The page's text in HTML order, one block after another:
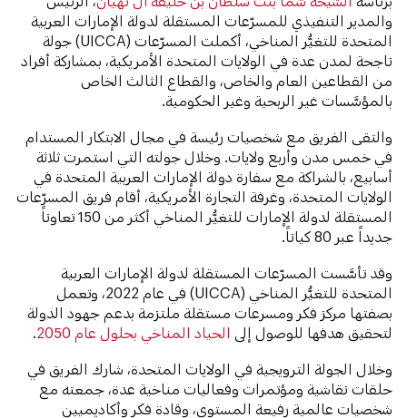
والمدير التنفيذي للمسرّعات المستقلة لدولة الإمارات العربية
المتحدة للتغيُّر المناخي، أكملت المسرّعات (UICCA) جولة
ناجحة لمدن عدة في الولايات المتحدة الأمريكية، بمشاركة أفراد
من القطاعين العام والخاص، والقطاع الثالث الخاص
بالمؤسَّسات غير الربحية وغير الحكومية.
والتقى الفريق مع شخصيات رئيسة في مجال الابتكار المستدام
في خمس مدن وأربع ولايات. وخلال جولته التي استمرت ثلاثة
أسابيع، بالشراكة مع سفارة دولة الإمارات العربية المتحدة في
الولايات المتحدة، وغرفة التجارة الأمريكية، أقام فريق المسرّعات
المستقلة لدولة الإمارات للتغيُّر المناخي أكثر من 150 تعاوناً
جديداً عبر 80 كياناً.
وقد تأسَّست المسرّعات المستقلة لدولة الإمارات العربية
المتحدة للتغيُّر المناخي (UICCA) في عام 2022، وتعمل
بصفتها مركز فكر ومسرعات مستقلة ملتزمة بدعم جهود الدولة
لتحقيق هدفها للوصول إلى الحياد المناخي بحلول عام 2050 .
وخلال الجولة الترويجية في الولايات المتحدة، شارك الفريق في
حلقات نقاشية ومؤتمرات وفعاليات مناخية عدة، جمعته مع
شخصيات عالمية رفيعة المستوى، وقادة فكر وأكاديميين